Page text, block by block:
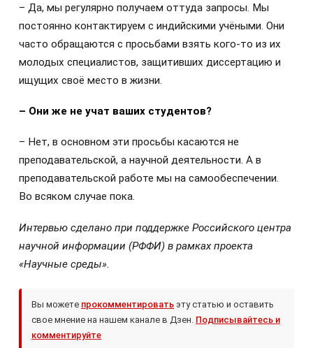
– Да, мы регулярно получаем оттуда запросы. Мы
постоянно контактируем с индийскими учёными. Они
часто обращаются с просьбами взять кого-то из их
молодых специалистов, защитивших диссертацию и
ищущих своё место в жизни.
– Они же не учат ваших студентов?
– Нет, в основном эти просьбы касаются не
преподавательской, а научной деятельности. А в
преподавательской работе мы на самообеспечении.
Во всяком случае пока.
Интервью сделано при поддержке Российского центра
научной информации (РФФИ) в рамках проекта
«Научные среды».
Вы можете прокомментировать эту статью и оставить
свое мнение на нашем канале в Дзен. Подписывайтесь и
комментируйте